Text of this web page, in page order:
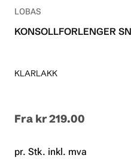
LOBAS
KONSOLLFORLENGER
KLARLAKK
Fra kr 219.00
pr. Stk. inkl. mva